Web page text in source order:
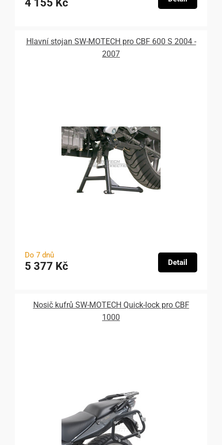
4 155 Kč
Hlavní stojan SW-MOTECH pro CBF 600 S 2004 -
2007
Do 7 dnů
5 377 Kč Detail
Nosič kufrů SW-MOTECH Quick-lock pro CBF
1000